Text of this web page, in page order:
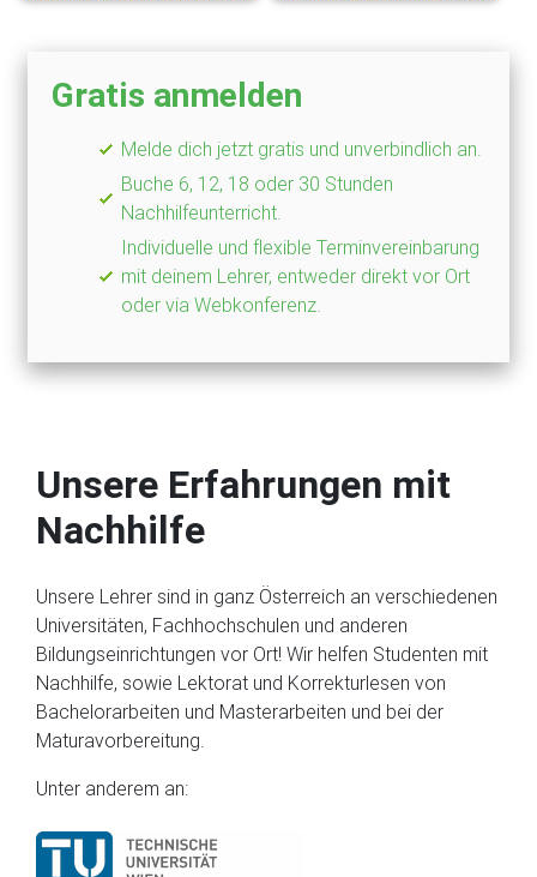
Gratis anmelden
Melde dich jetzt gratis und unverbindlich an.
Buche 6, 12, 18 oder 30 Stunden
Nachhilfeunterricht.
Individuelle und flexible Terminvereinbarung
mit deinem Lehrer, entweder direkt vor Ort
oder via Webkonferenz.
Unsere Erfahrungen mit
Nachhilfe
Unsere Lehrer sind in ganz Österreich an verschiedenen
Universitäten, Fachhochschulen und anderen
Bildungseinrichtungen vor Ort! Wir helfen Studenten mit
Nachhilfe, sowie Lektorat und Korrekturlesen von
Bachelorarbeiten und Masterarbeiten und bei der
Maturavorbereitung.
Unter anderem an: